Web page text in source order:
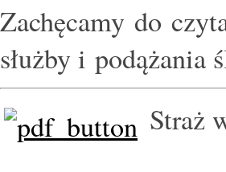
Zachęcamy do
służby i podążania
Straż